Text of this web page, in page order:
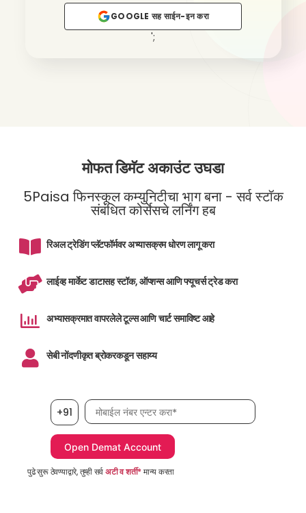
GOOGLE सह साईन-इन करा
';
मोफत डिमॅट अकाउंट उघडा
5Paisa फिनस्कूल कम्युनिटीचा भाग बना - सर्व स्टॉक
संबंधित कोर्सेसचे लर्निंग हब
रिअल ट्रेडिंग प्लॅटफॉर्मवर अभ्यासक्रम धोरण लागू करा
लाईव्ह मार्केट डाटासह स्टॉक, ऑप्शन्स आणि फ्यूचर्स ट्रेड करा
अभ्यासक्रमात वापरलेले टूल्स आणि चार्ट समाविष्ट आहे
सेबी नोंदणीकृत ब्रोकरकडून सहाय्य
+91 मोबाईल नंबर, आवश्यक
पुढे सुरू ठेवण्याद्वारे, तुम्ही सर्वअटी व शर्ती*मान्य करता